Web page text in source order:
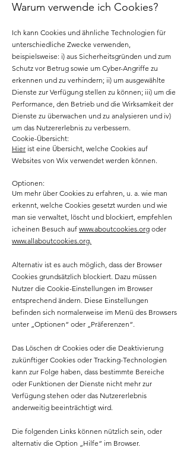
Warum verwende ich Cookies?
Ich kann Cookies und ähnliche Technologien für
unterschiedliche Zwecke verwenden,
beispielsweise: i) aus Sicherheitsgründen und zum
Schutz vor Betrug sowie um Cyber-Angriffe zu
erkennen und zu verhindern; ii) um ausgewählte
Dienste zur Verfügung stellen zu können; iii) um die
Performance, den Betrieb und die Wirksamkeit der
Dienste zu überwachen und zu analysieren und iv)
um das Nutzererlebnis zu verbessern.
Cookie-Übersicht:
Hier ist eine Übersicht, welche Cookies auf
Websites von Wix verwendet werden können.
Optionen:
Um mehr über Cookies zu erfahren, u. a. wie man
erkennt, welche Cookies gesetzt wurden und wie
man sie verwaltet, löscht und blockiert, empfehlen
icheinen Besuch auf www.aboutcookies.org oder
www.allaboutcookies.org.
Alternativ ist es auch möglich, dass der Browser
Cookies grundsätzlich blockiert. Dazu müssen
Nutzer die Cookie-Einstellungen im Browser
entsprechend ändern. Diese Einstellungen
befinden sich normalerweise im Menü des Browsers
unter „Optionen“ oder „Präferenzen“.
Das Löschen dr Cookies oder die Deaktivierung
zukünftiger Cookies oder Tracking-Technologien
kann zur Folge haben, dass bestimmte Bereiche
oder Funktionen der Dienste nicht mehr zur
Verfügung stehen oder das Nutzererlebnis
anderweitig beeinträchtigt wird.
Die folgenden Links können nützlich sein, oder
alternativ die Option „Hilfe“ im Browser.